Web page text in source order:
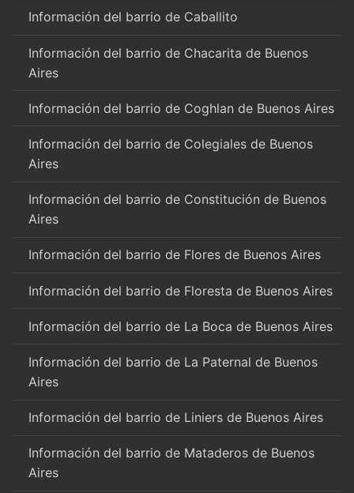
Información del barrio de Caballito
Información del barrio de Chacarita de Buenos
Aires
Información del barrio de Coghlan de Buenos Aires
Información del barrio de Colegiales de Buenos
Aires
Información del barrio de Constitución de Buenos
Aires
Información del barrio de Flores de Buenos Aires
Información del barrio de Floresta de Buenos Aires
Información del barrio de La Boca de Buenos Aires
Información del barrio de La Paternal de Buenos
Aires
Información del barrio de Liniers de Buenos Aires
Información del barrio de Mataderos de Buenos
Aires